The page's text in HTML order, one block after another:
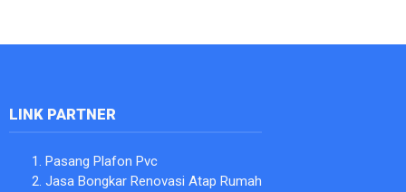
LINK PARTNER
Pasang Plafon Pvc
Jasa Bongkar Renovasi Atap Rumah